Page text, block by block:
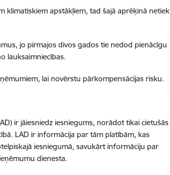
klimatiskiem apstākļiem, tad šajā aprēķinā netiek
jo pirmajos divos gados tie nedod pienācīgu
lauksaimniecības.
lai novērstu pārkompensācijas risku.
ir jāiesniedz iesniegums, norādot tikai cietušās
LAD ir informācija par tām platībām, kas
iesniegumā, savukārt informāciju par
dienesta.